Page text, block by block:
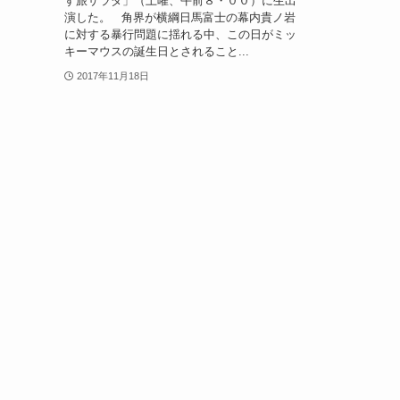
演した。 角界が横綱日馬富士の幕内貴ノ岩
に対する暴行問題に揺れる中、この日がミッ
キーマウスの誕生日とされること...
2017年11月18日